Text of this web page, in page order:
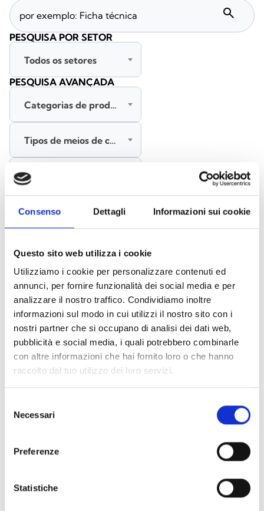
Consenso Dettagli Informazioni sui cookie
Questo sito web utilizza i cookie
Utilizziamo i cookie per personalizzare contenuti ed
annunci, per fornire funzionalità dei social media e per
analizzare il nostro traffico. Condividiamo inoltre
informazioni sul modo in cui utilizzi il nostro sito con i
nostri partner che si occupano di analisi dei dati web,
pubblicità e social media, i quali potrebbero combinarle
con altre informazioni che hai fornito loro o che hanno
raccolto dal tuo utilizzo dei loro servizi.
delNecessari
Preferenze
Statistiche
Acessórios bases EB00 - Materiais(47)
Acessórios detetores Enea
Acessórios Senseware
Acessórios da Série Industrial
Documentos(6992)
Selecionar tudo
Inicie sessão antes de descarregar os conteúdos
através do íconelock
search
PESQUISA POR SETOR
Todos os setores
PESQUISA AVANÇADA
Categorias de produtos
Tipos de meios de comunicação
Todas as línguas
LIMPAR FILTROS